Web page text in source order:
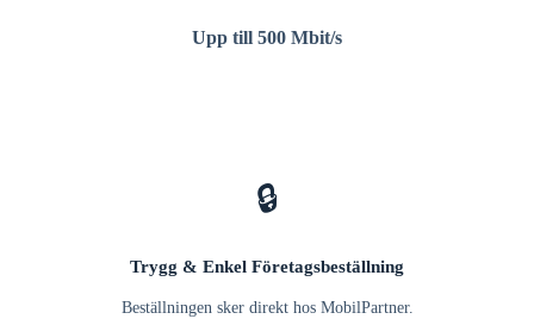
Upp till 500 Mbit/s
🔒
Trygg & Enkel Företagsbeställning
Beställningen sker direkt hos MobilPartner.